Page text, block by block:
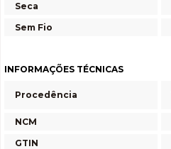
Seca
Sem Fio
INFORMAÇÕES TÉCNICAS
Procedência
NCM
GTIN